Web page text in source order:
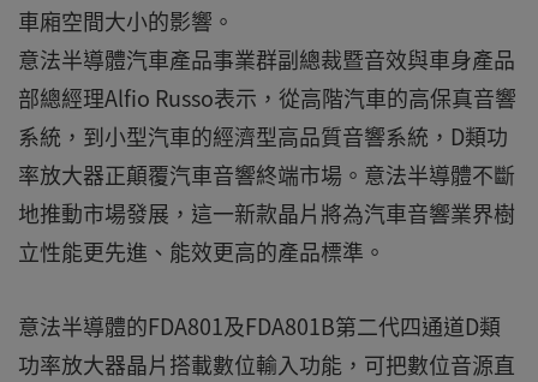
車廂空間大小的影響。
意法半導體汽車產品事業群副總裁暨音效與車身產品
部總經理Alfio Russo表示，從高階汽車的高保真音響
系統，到小型汽車的經濟型高品質音響系統，D類功
率放大器正顛覆汽車音響終端市場。意法半導體不斷
地推動市場發展，這一新款晶片將為汽車音響業界樹
立性能更先進、能效更高的產品標準。
意法半導體的FDA801及FDA801B第二代四通道D類
功率放大器晶片搭載數位輸入功能，可把數位音源直